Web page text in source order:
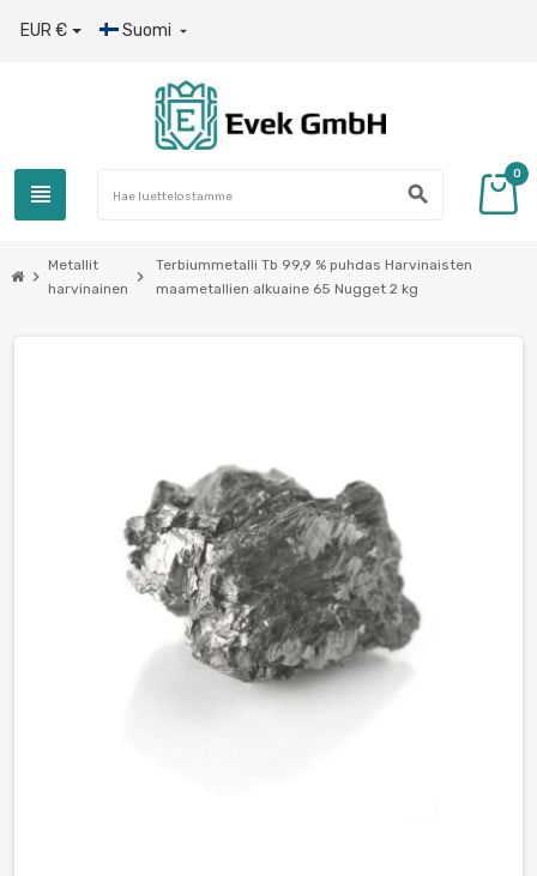
EUR € Suomi 
view_headline search
0
chevron_right
Metallit
harvinainen
chevron_right
Terbiummetalli Tb 99,9 % puhdas Harvinaisten
maametallien alkuaine 65 Nugget 2 kg